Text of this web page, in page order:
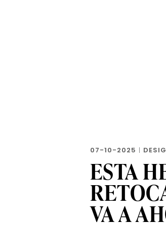
07-10-2025 |
ESTA
VA A